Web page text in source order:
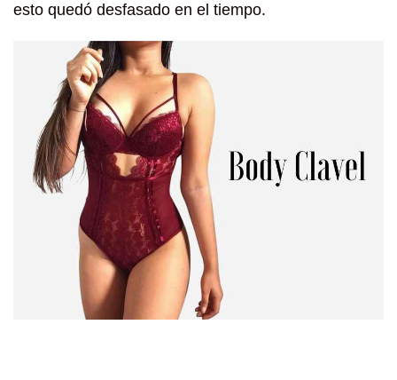
esto quedó desfasado en el tiempo.